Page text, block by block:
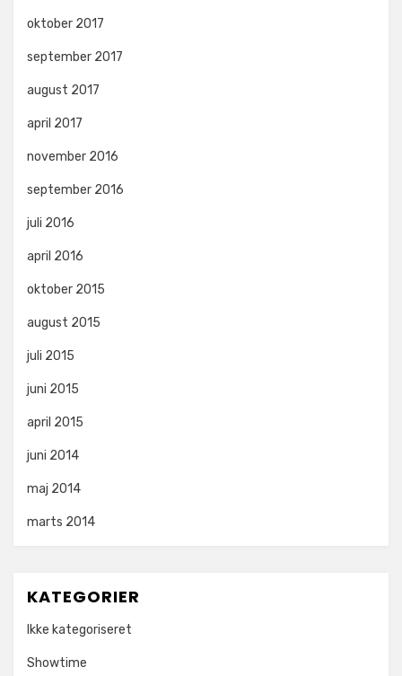
oktober 2017
september 2017
august 2017
april 2017
november 2016
september 2016
juli 2016
april 2016
oktober 2015
august 2015
juli 2015
juni 2015
april 2015
juni 2014
maj 2014
marts 2014
KATEGORIER
Ikke kategoriseret
Showtime